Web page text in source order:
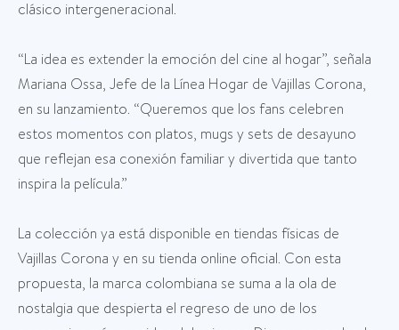
clásico intergeneracional.
“La idea es extender la emoción del cine al hogar”, señala
Mariana Ossa, Jefe de la Línea Hogar de Vajillas Corona,
en su lanzamiento. “Queremos que los fans celebren
estos momentos con platos, mugs y sets de desayuno
que reflejan esa conexión familiar y divertida que tanto
inspira la película.”
La colección ya está disponible en tiendas físicas de
Vajillas Corona y en su tienda online oficial. Con esta
propuesta, la marca colombiana se suma a la ola de
nostalgia que despierta el regreso de uno de los